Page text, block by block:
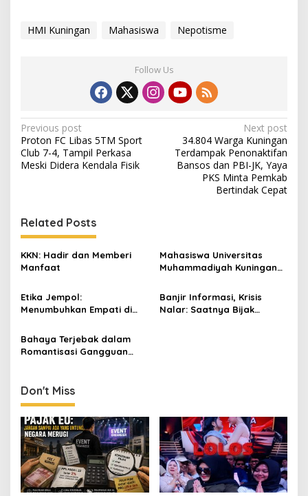
HMI Kuningan Mahasiswa Nepotisme
Follow Us
Post
navigation
Previous post
Proton FC Libas 5TM Sport
Club 7-4, Tampil Perkasa
Meski Didera Kendala Fisik
Next post
34.804 Warga Kuningan
Terdampak Penonaktifan
Bansos dan PBI-JK, Yaya
PKS Minta Pemkab
Bertindak Cepat
Related Posts
KKN: Hadir dan Memberi
Manfaat
Mahasiswa Universitas
Muhammadiyah Kuningan
Internasional di Thailand
Etika Jempol:
Menumbuhkan Empati di
Banjir Informasi, Krisis
Nalar: Saatnya Bijak
Bahaya Terjebak dalam
Romantisasi Gangguan
Don't Miss